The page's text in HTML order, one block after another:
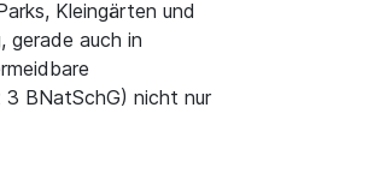
Kleingärten und
gerade auch in
3 BNatSchG) nicht nur